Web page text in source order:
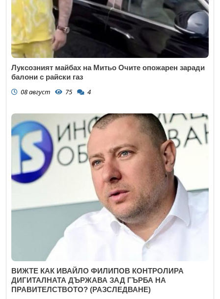
Луксозният майбах на Митьо Очите опожарен заради
балони с райски газ
08 август 75 4
ВИЖТЕ КАК ИВАЙЛО ФИЛИПОВ КОНТРОЛИРА
ДИГИТАЛНАТА ДЪРЖАВА ЗАД ГЪРБА НА
ПРАВИТЕЛСТВОТО? (РАЗСЛЕДВАНЕ)